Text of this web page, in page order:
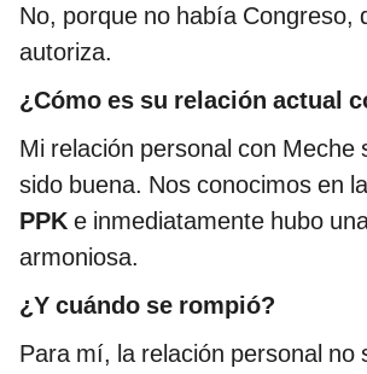
No, porque no había Congreso,
autoriza.
¿Cómo es su relación actual
Mi relación personal con Meche
sido buena. Nos conocimos en
PPK e inmediatamente hubo
armoniosa.
¿Y cuándo se rompió?
Para mí, la relación personal no